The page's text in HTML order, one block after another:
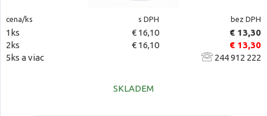
cena/ks s DPH bez DPH
1ks € 16,10
€ 13,30
2ks
€ 16,10
€ 13,30
5ks a viac
244 912 222
SKLADEM